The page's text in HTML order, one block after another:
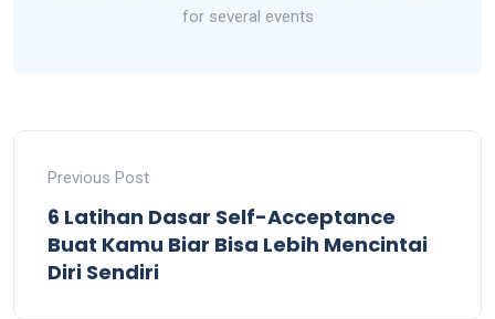
for several events
Previous Post
6 Latihan Dasar Self-Acceptance
Buat Kamu Biar Bisa Lebih Mencintai
Diri Sendiri